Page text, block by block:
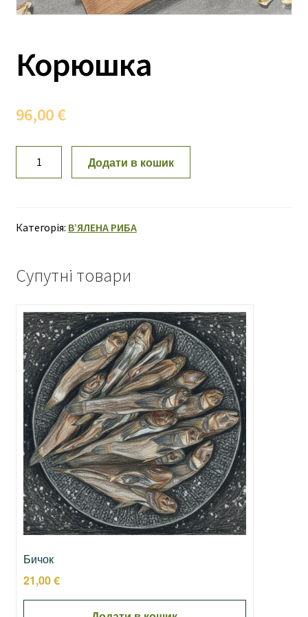
Корюшка
96,00€
Додати в кошик
Категорія: ВʼЯЛЕНА РИБА
Супутні товари
Бичок
21,00€